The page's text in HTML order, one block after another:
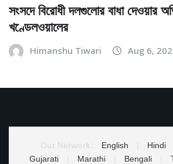
সংসদে বিরোধী দলগুলোর বাধা দেওয়ার
খণ্ডেলওয়ালের
Himanshu Tiwari Aug 6,
English Hindi
Gujarati
Marathi Bengali